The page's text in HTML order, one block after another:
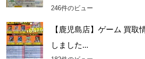
246件のビュー
【鹿児島店】ゲーム 買取
しました...